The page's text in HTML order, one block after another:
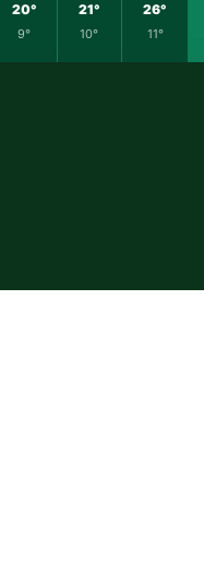
20°
9°
21°
10°
26°
11°